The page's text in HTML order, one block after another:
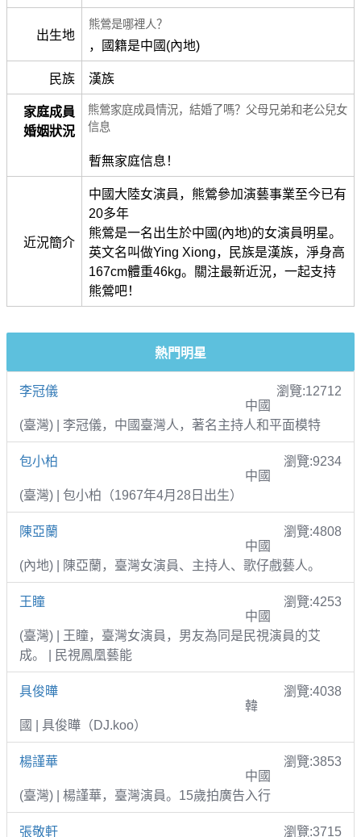
出生地
熊鶯是哪裡人？
，國籍是中國(內地)
民族 漢族
家庭成員
婚姻狀況
熊鶯家庭成員情況，結婚了嗎？父母兄弟和老公兒女
信息
暫無家庭信息！
近況簡介
中國大陸女演員，熊鶯參加演藝事業至今已有
20多年
熊鶯是一名出生於中國(內地)的女演員明星。
英文名叫做Ying Xiong，民族是漢族，淨身高
167cm體重46kg。關注最新近況，一起支持
熊鶯吧！
熱門明星
李冠儀
瀏覽:12712
中國
(臺灣) | 李冠儀，中國臺灣人，著名主持人和平面模特
包小柏
瀏覽:9234
中國
(臺灣) | 包小柏（1967年4月28日出生）
陳亞蘭
瀏覽:4808
中國
(內地) | 陳亞蘭，臺灣女演員、主持人、歌仔戲藝人。
王瞳
瀏覽:4253
中國
(臺灣) | 王瞳，臺灣女演員，男友為同是民視演員的艾
成。 | 民視鳳凰藝能
具俊曄
瀏覽:4038
韓
國 | 具俊曄（DJ.koo）
楊謹華
瀏覽:3853
中國
(臺灣) | 楊謹華，臺灣演員。15歲拍廣告入行
張敬軒 瀏覽:3715